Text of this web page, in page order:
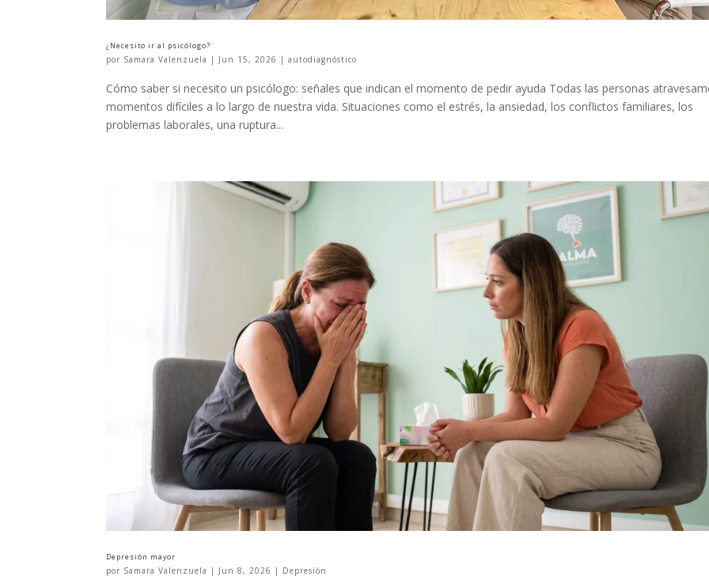
¿Necesito ir al psicólogo?
por Samara Valenzuela | Jun 15, 2026 |autodiagnóstico
Cómo saber si necesito un psicólogo: señales que indican el momento de pedir ayuda Todas las personas
momentos difíciles a lo largo de nuestra vida. Situaciones como el estrés, la ansiedad, los conflictos familiares, los
problemas laborales, una ruptura...
Depresión mayor
por Samara Valenzuela | Jun 8, 2026 | Depresión